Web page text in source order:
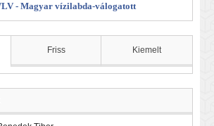
- Magyar vízilabda-válogatott
Friss Kiemelt